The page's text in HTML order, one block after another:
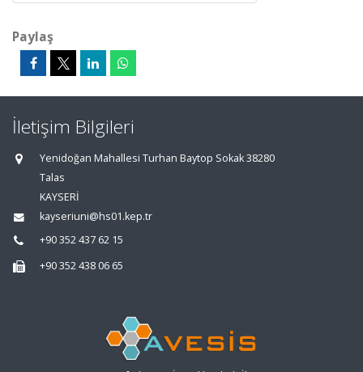
Paylaş
İletişim Bilgileri
Yenidoğan Mahallesi Turhan Baytop Sokak 38280
Talas
KAYSERİ
kayseriuni@hs01.kep.tr
+90 352 437 62 15
+90 352 438 06 65